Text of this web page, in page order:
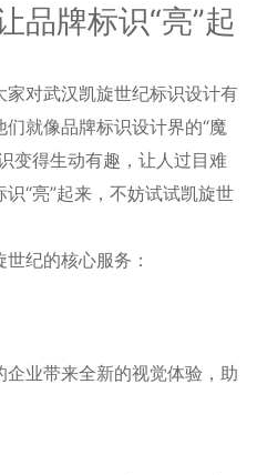
品牌标识“亮”起
对武汉凯旋世纪标识设计有
就像品牌标识设计界的“魔
变得生动有趣，让人过目难
“亮”起来，不妨试试凯旋世
纪的核心服务：
业带来全新的视觉体验，助